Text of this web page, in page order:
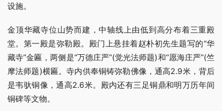
设施。
金顶华藏寺位山势而建，中轴线上由低到高分布着三重殿
堂。第一殿是弥勒殿。殿门上悬挂着赵朴初先生题写的“华
藏寺”金匾，两侧是“万德庄严”(觉光法师题)和“愿海庄严”(竺
摩法师题)横匾。寺内供奉铜铸弥勒佛像，通高2.9米，背后
是韦驮铜像，通高2.6米。殿内还有三足铜鼎和明万历年间
铜碑等文物。